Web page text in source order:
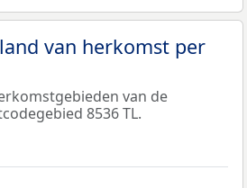
van herkomst per
van de
8536 TL.